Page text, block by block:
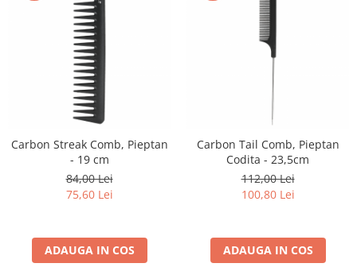
Carbon Streak Comb, Pieptan
- 19 cm
84,00 Lei
75,60 Lei
ADAUGA IN COS
Carbon Tail Comb, Pieptan
Codita - 23,5cm
112,00 Lei
100,80 Lei
ADAUGA IN COS